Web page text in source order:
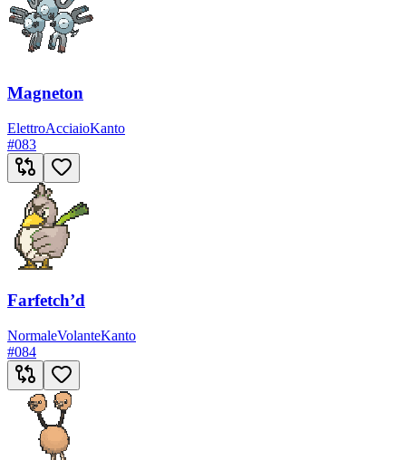
Magneton
ElettroAcciaioKanto
#083
Farfetch’d
NormaleVolanteKanto
#084